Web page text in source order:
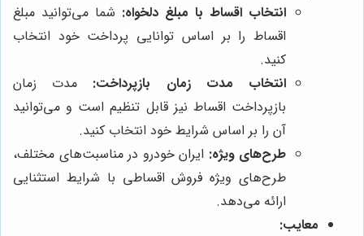
انتخاب اقساط با مبلغ دلخواه: شما می‌توانید مبلغ
اقساط را بر اساس توانایی پرداخت خود انتخاب
کنید.
انتخاب مدت زمان بازپرداخت: مدت زمان
بازپرداخت اقساط نیز قابل تنظیم است و می‌توانید
آن را بر اساس شرایط خود انتخاب کنید.
طرح‌های ویژه: ایران خودرو در مناسبت‌های مختلف،
طرح‌های ویژه فروش اقساطی با شرایط استثنایی
ارائه می‌دهد.
معایب: